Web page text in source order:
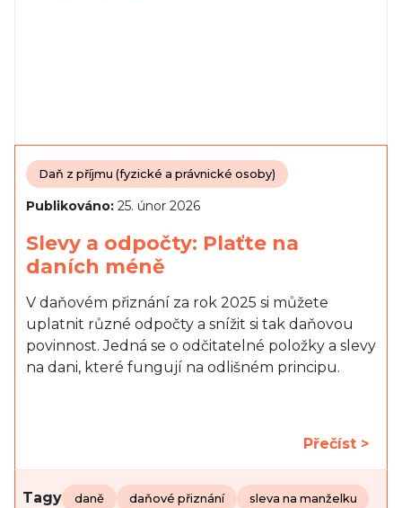
Daň z příjmu (fyzické a právnické osoby)
Publikováno: 25. únor 2026
Slevy a odpočty: Plaťte na
daních méně
V daňovém přiznání za rok 2025 si můžete
uplatnit různé odpočty a snížit si tak daňovou
povinnost. Jedná se o odčitatelné položky a slevy
na dani, které fungují na odlišném principu.
Přečíst >
Tagy daně daňové přiznání sleva na manželku